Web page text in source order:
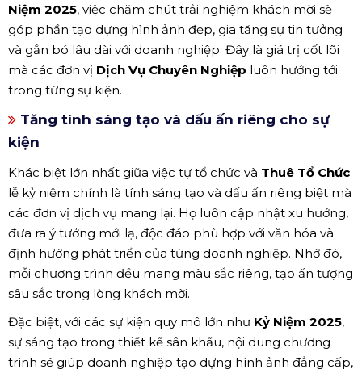
Niệm 2025, việc chăm chút trải nghiệm khách mời sẽ
góp phần tạo dựng hình ảnh đẹp, gia tăng sự tin tưởng
và gắn bó lâu dài với doanh nghiệp. Đây là giá trị cốt lõi
mà các đơn vị Dịch Vụ Chuyên Nghiệp luôn hướng tới
trong từng sự kiện.
Tăng tính sáng tạo và dấu ấn riêng cho sự
kiện
Khác biệt lớn nhất giữa việc tự tổ chức và Thuê Tổ Chức
lễ kỷ niệm chính là tính sáng tạo và dấu ấn riêng biệt mà
các đơn vị dịch vụ mang lại. Họ luôn cập nhật xu hướng,
đưa ra ý tưởng mới lạ, độc đáo phù hợp với văn hóa và
định hướng phát triển của từng doanh nghiệp. Nhờ đó,
mỗi chương trình đều mang màu sắc riêng, tạo ấn tượng
sâu sắc trong lòng khách mời.
Đặc biệt, với các sự kiện quy mô lớn như Kỷ Niệm 2025,
sự sáng tạo trong thiết kế sân khấu, nội dung chương
trình sẽ giúp doanh nghiệp tạo dựng hình ảnh đẳng cấp,